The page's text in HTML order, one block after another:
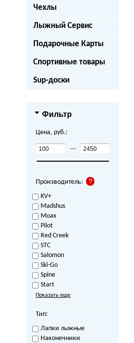
Чехлы
Лыжный Сервис
Подарочные Карты
Спортивные товары
Sup-доски
Фильтр
Цена, руб.:
—
Производитель:
KV+
Madshus
Moax
Pilot
Red Creek
STC
Salomon
Ski-Go
Spine
Start
Показать еще
Тип:
Лапки лыжные
Наконечники